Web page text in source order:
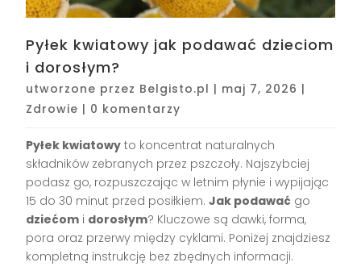
Pyłek kwiatowy jak podawać dzieciom
i dorosłym?
utworzone przez Belgisto.pl | maj 7, 2026 |
Zdrowie | 0 komentarzy
Pyłek kwiatowy to koncentrat naturalnych
składników zebranych przez pszczoły. Najszybciej
podasz go, rozpuszczając w letnim płynie i wypijając
15 do 30 minut przed posiłkiem.Jak podawać go
dziećom i dorosłym? Kluczowe są dawki, forma,
pora oraz przerwy między cyklami. Poniżej znajdziesz
kompletną instrukcję bez zbędnych informacji.